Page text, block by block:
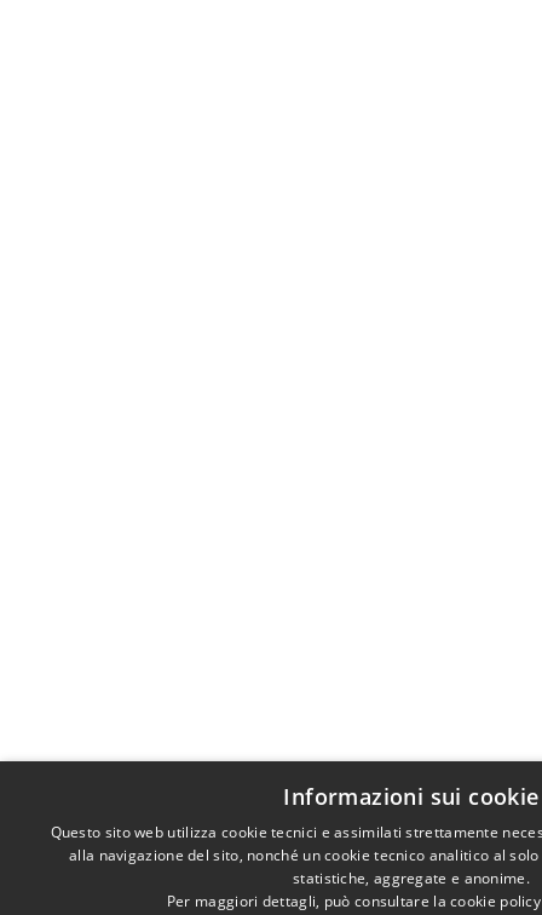
Informazioni sui cookie
Questo sito web utilizza cookie tecnici e assimilati strettamente
alla navigazione del sito, nonché un cookie tecnico analitico al
statistiche, aggregate e anonime.
Per maggiori dettagli, può consultare la cookie